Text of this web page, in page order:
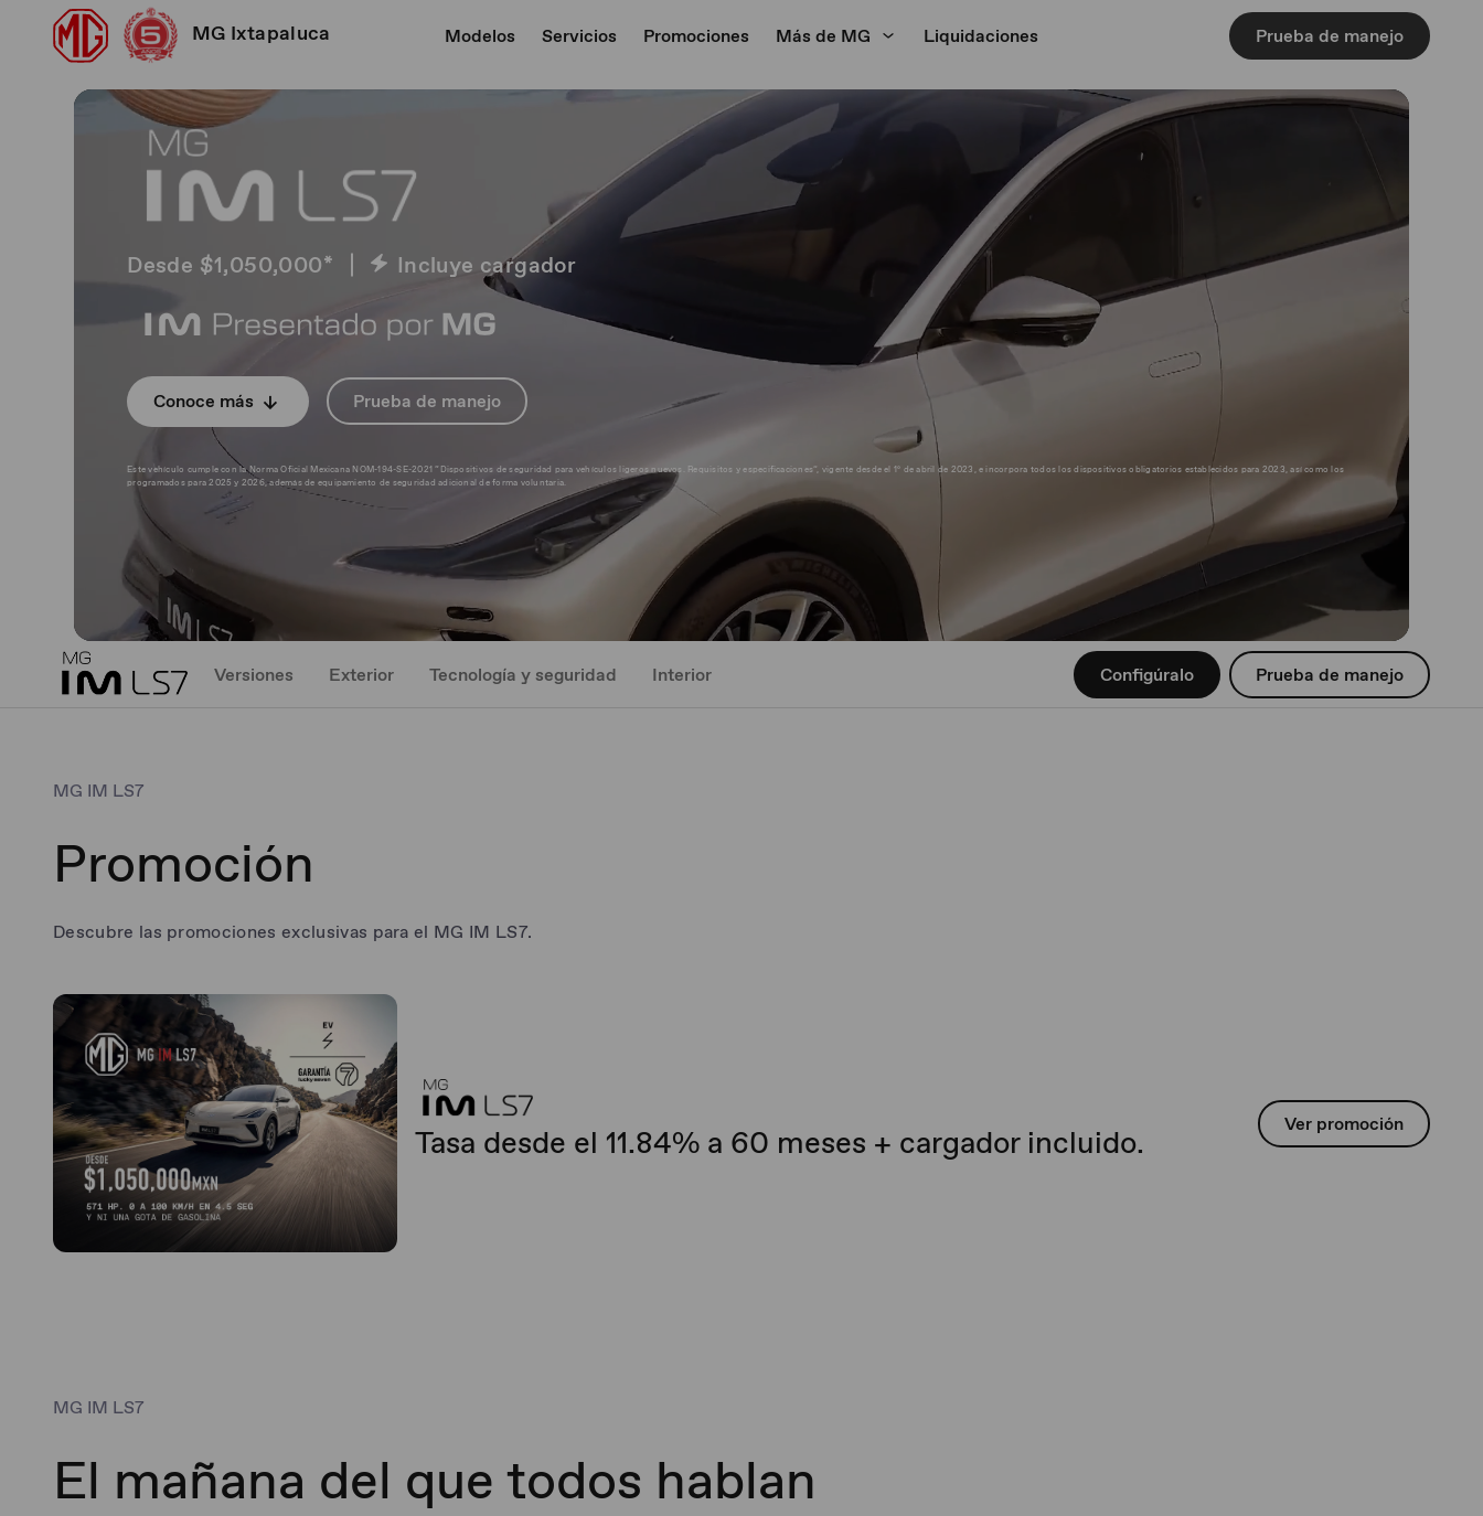
MG Ixtapaluca Modelos Servicios Promociones Más de MG Liquidaciones Prueba de manejo
Desde $1,050,000* Incluye cargador
Conoce más Prueba de manejo
Este vehículo cumple con la Norma Oficial Mexicana NOM-194-SE-2021 “Dispositivos de seguridad para vehículos ligeros nuevos. Requisitos y especificaciones”, vigente desde el 1º de abril de 2023, e incorpora todos los dispositivos obligatorios establecidos para 2023, así como los
programados para 2025 y 2026, además de equipamiento de seguridad adicional de forma voluntaria.
Versiones Exterior Tecnología y seguridad Interior Configúralo Prueba de manejo
MG IM LS7
Promoción
Descubre las promociones exclusivas para el MG IM LS7.
Tasa desde el 11.84% a 60 meses + cargador incluido. Ver promoción
MG IM LS7
El mañana del que todos hablan